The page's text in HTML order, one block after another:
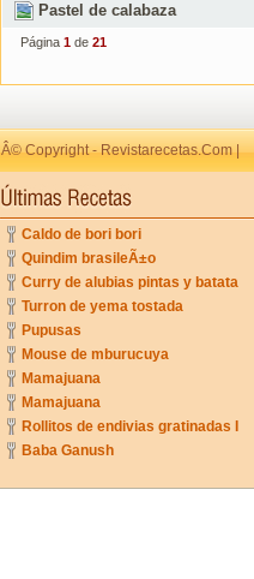
Pastel de calabaza
Página 1 de 21
Â© Copyright - Revistarecetas.Com |
Caldo de bori bori
Quindim brasileÃ±o
Curry de alubias pintas y batata
Turron de yema tostada
Pupusas
Mouse de mburucuya
Mamajuana
Mamajuana
Rollitos de endivias gratinadas I
Baba Ganush